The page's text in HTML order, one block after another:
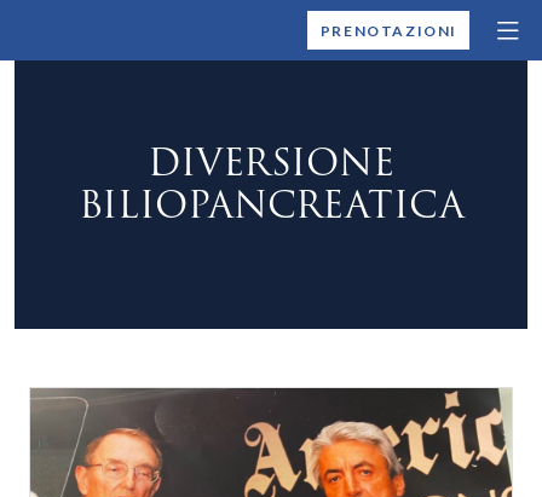
MONTALLEGROPRENOTAZIONI
DIVERSIONE
BILIOPANCREATICA